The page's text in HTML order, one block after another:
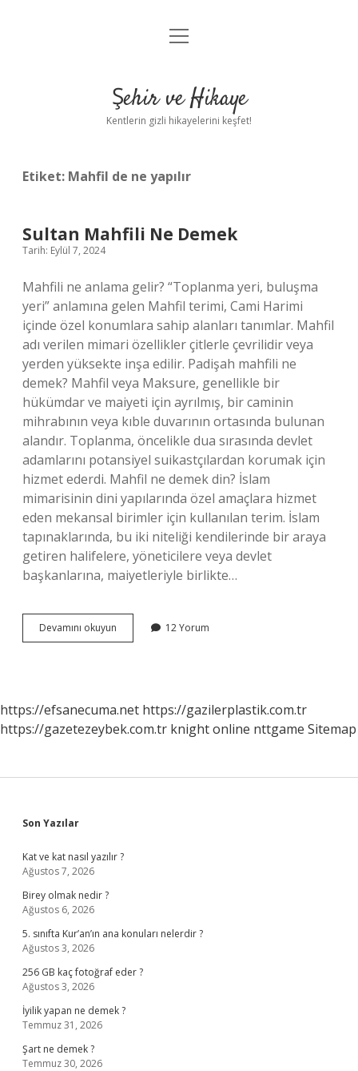
Anasayfa
Yasal Uyarı
menüyü
Şehir ve Hikaye
Kentlerin gizli hikayelerini keşfet!
Etiket: Mahfil de ne yapılır
Sultan Mahfili Ne Demek
Tarih: Eylül 7, 2024
Mahfili ne anlama gelir? “Toplanma yeri, buluşma
yeri” anlamına gelen Mahfil terimi, Cami Harimi
içinde özel konumlara sahip alanları tanımlar. Mahfil
adı verilen mimari özellikler çitlerle çevrilidir veya
yerden yüksekte inşa edilir. Padişah mahfili ne
demek? Mahfil veya Maksure, genellikle bir
hükümdar ve maiyeti için ayrılmış, bir caminin
mihrabının veya kıble duvarının ortasında bulunan
alandır. Toplanma, öncelikle dua sırasında devlet
adamlarını potansiyel suikastçılardan korumak için
hizmet ederdi. Mahfil ne demek din? İslam
mimarisinin dini yapılarında özel amaçlara hizmet
eden mekansal birimler için kullanılan terim. İslam
tapınaklarında, bu iki niteliği kendilerinde bir araya
getiren halifelere, yöneticilere veya devlet
başkanlarına, maiyetleriyle birlikte…
Devamını okuyun
Mahfili
12 Yorum
https://efsanecuma.net https://gazilerplastik.com.tr
https://gazetezeybek.com.tr knight online nttgame Sitemap
Sidebar
Son Yazılar
Kat ve kat nasıl yazılır ?
Ağustos 7, 2026
Birey olmak nedir ?
Ağustos 6, 2026
5. sınıfta Kur’an’ın ana konuları nelerdir ?
Ağustos 3, 2026
256 GB kaç fotoğraf eder ?
Ağustos 3, 2026
İyilik yapan ne demek ?
Temmuz 31, 2026
Şart ne demek ?
Temmuz 30, 2026